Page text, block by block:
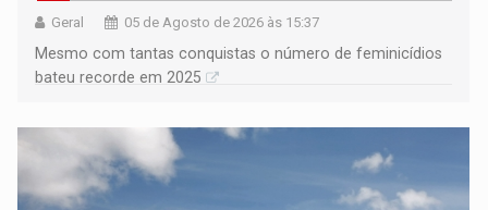
Geral 05 de Agosto de 2026 às 15:37
Mesmo com tantas conquistas o número de feminicídios
bateu recorde em 2025